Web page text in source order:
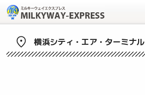
横浜シティ・エア・ターミナル